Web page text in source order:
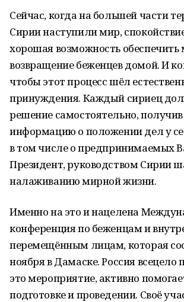
Сейчас, когда на большей части
Сирии наступили мир,
хорошая возможность обеспечить
возвращение беженцев домой. И
чтобы этот процесс шёл
принуждения. Каждый сириец
решение самостоятельно,
информацию о положении дел у
в том числе о предпринимаемых
Президент, руководством Сирии
налаживанию мирной жизни.
Именно на это и нацелена
конференция по беженцам и
перемещённым лицам, которая
ноября в Дамаске. Россия всецело
это мероприятие, активно
подготовке и проведении. Своё